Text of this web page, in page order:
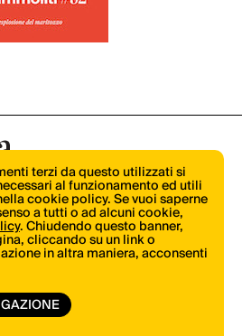
terzi da questo utilizzati si
al funzionamento ed utili
cookie policy. Se vuoi saperne
a tutti o ad alcuni cookie,
. Chiudendo questo banner,
cliccando su un link o
in altra maniera, acconsenti